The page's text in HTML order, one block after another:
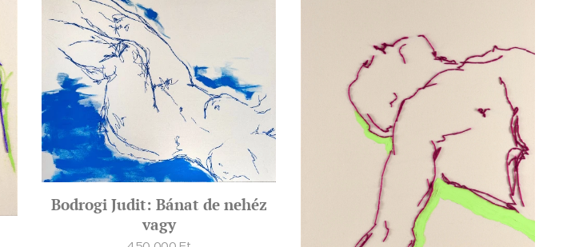
Bodrogi Judit: Bánat de nehéz
vagy